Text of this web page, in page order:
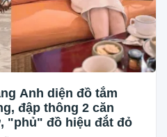
Anh diện đồ tắm
đập thông 2 căn
"phủ" đồ hiệu đắt đỏ